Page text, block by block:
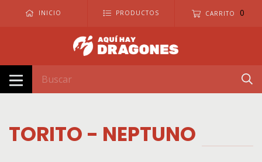
INICIO PRODUCTOS CARRITO 0
TORITO - NEPTUNO